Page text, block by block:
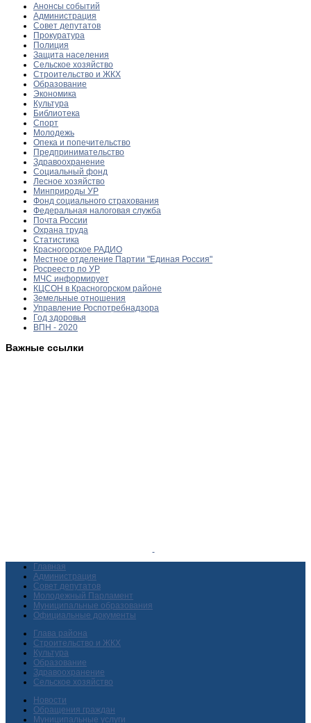
Анонсы событий
Администрация
Совет депутатов
Прокуратура
Полиция
Защита населения
Сельское хозяйство
Строительство и ЖКХ
Образование
Экономика
Культура
Библиотека
Спорт
Молодежь
Опека и попечительство
Предпринимательство
Здравоохранение
Социальный фонд
Лесное хозяйство
Минприроды УР
Фонд социального страхования
Федеральная налоговая служба
Почта России
Охрана труда
Статистика
Красногорское РАДИО
Местное отделение Партии "Единая Россия"
Росреестр по УР
МЧС информирует
КЦСОН в Красногорском районе
Земельные отношения
Управление Роспотребнадзора
Год здоровья
ВПН - 2020
Важные ссылки
Главная
Администрация
Совет депутатов
Молодежный Парламент
Муниципальные образования
Официальные документы
Глава района
Строительство и ЖКХ
Культура
Образование
Здравоохранение
Сельское хозяйство
Новости
Обращения граждан
Муниципальные услуги